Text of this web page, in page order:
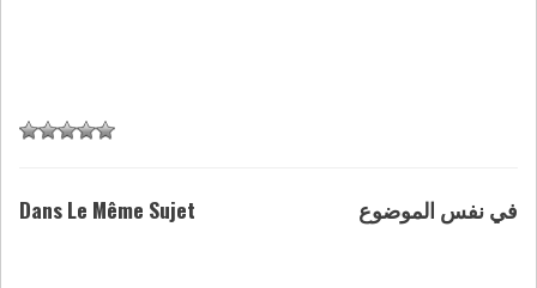
Dans Le Même Sujet في نفس الموضوع